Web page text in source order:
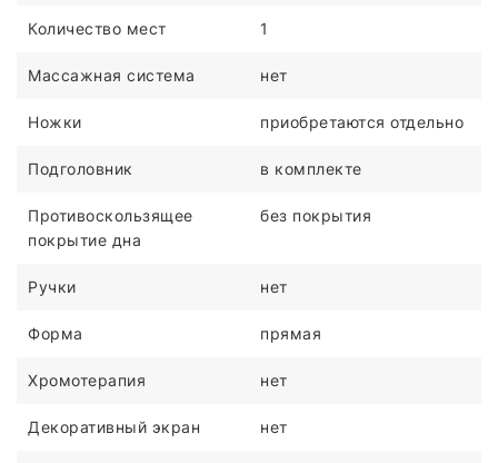
Количество мест 1
Массажная система нет
Ножки приобретаются отдельно
Подголовник в комплекте
Противоскользящее
покрытие дна
без покрытия
Ручки нет
Форма прямая
Хромотерапия нет
Декоративный экран нет